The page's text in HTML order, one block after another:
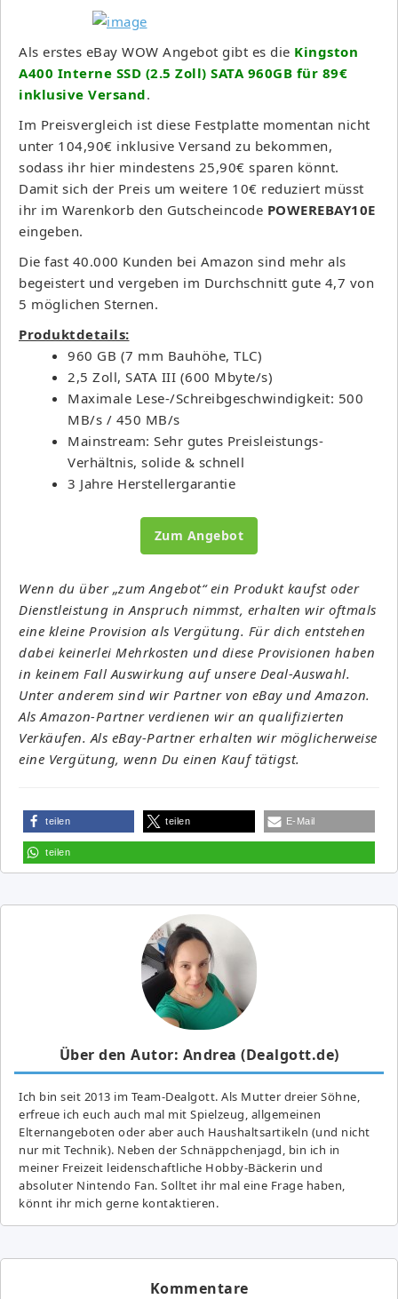
Als erstes eBay WOW Angebot gibt es die Kingston
A400 Interne SSD (2.5 Zoll) SATA 960GB für 89€
inklusive Versand.
Im Preisvergleich ist diese Festplatte momentan nicht
unter 104,90€ inklusive Versand zu bekommen,
sodass ihr hier mindestens 25,90€ sparen könnt.
Damit sich der Preis um weitere 10€ reduziert müsst
ihr im Warenkorb den Gutscheincode POWEREBAY10E
eingeben.
Die fast 40.000 Kunden bei Amazon sind mehr als
begeistert und vergeben im Durchschnitt gute 4,7 von
5 möglichen Sternen.
Produktdetails:
960 GB (7 mm Bauhöhe, TLC)
2,5 Zoll, SATA III (600 Mbyte/s)
Maximale Lese-/Schreibgeschwindigkeit: 500
MB/s / 450 MB/s
Mainstream: Sehr gutes Preisleistungs-
Verhältnis, solide & schnell
3 Jahre Herstellergarantie
Zum Angebot
Wenn du über „zum Angebot“ ein Produkt kaufst oder
Dienstleistung in Anspruch nimmst, erhalten wir oftmals
eine kleine Provision als Vergütung. Für dich entstehen
dabei keinerlei Mehrkosten und diese Provisionen haben
in keinem Fall Auswirkung auf unsere Deal-Auswahl.
Unter anderem sind wir Partner von eBay und Amazon.
Als Amazon-Partner verdienen wir an qualifizierten
Verkäufen. Als eBay-Partner erhalten wir möglicherweise
eine Vergütung, wenn Du einen Kauf tätigst.
teilen teilen E-Mail
teilen
Über den Autor: Andrea (Dealgott.de)
Ich bin seit 2013 im Team-Dealgott. Als Mutter dreier Söhne,
erfreue ich euch auch mal mit Spielzeug, allgemeinen
Elternangeboten oder aber auch Haushaltsartikeln (und nicht
nur mit Technik). Neben der Schnäppchenjagd, bin ich in
meiner Freizeit leidenschaftliche Hobby-Bäckerin und
absoluter Nintendo Fan. Solltet ihr mal eine Frage haben,
könnt ihr mich gerne kontaktieren.
Kommentare